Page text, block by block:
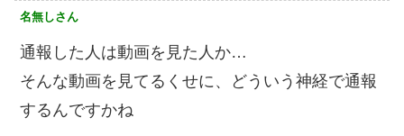
名無しさん
通報した人は動画を見た人か…
そんな動画を見てるくせに、どういう神経で通報
するんですかね